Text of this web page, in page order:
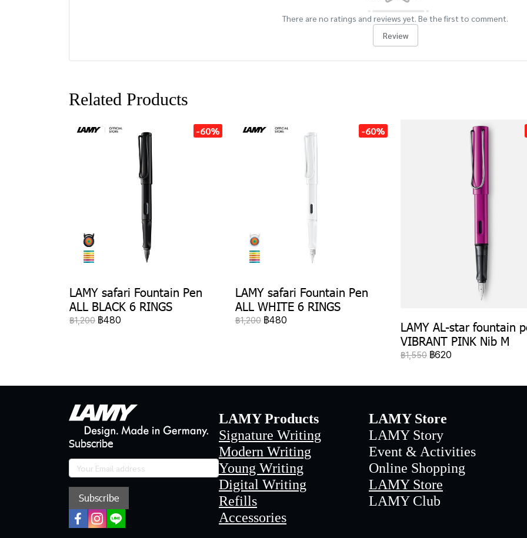
There are no ratings and reviews yet. Be the first to comment.
Review
Related Products
-60%
LAMY safari Fountain Pen
ALL BLACK 6 RINGS
฿1,200 ฿480
-60%
LAMY safari Fountain Pen
ALL WHITE 6 RINGS
฿1,200 ฿480
LAMY AL-star fountain
VIBRANT PINK Nib M
฿1,550 ฿620
Subscribe
Subscribe
LAMY Products
Signature Writing
Modern Writing
Young Writing
Digital Writing
Refills
Accessories
LAMY Store
LAMY Story
Event & Activities
Online Shopping
LAMY Store
LAMY Club